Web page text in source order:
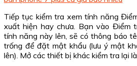
Tiếp tục kiểm tra xem tính năng
xuất hiện hay chưa. Bạn vào Điểm
tính năng này lên, sẽ có thông báo
trống để đặt mật khẩu (lưu ý mật
lên). Mở các thiết bị khác kiểm tra lại